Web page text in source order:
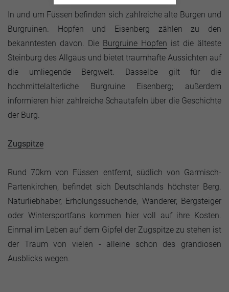
In und um Füssen befinden sich zahlreiche alte Burgen und
Burgruinen. Hopfen und Eisenberg zählen zu den
bekanntesten davon. Die Burgruine Hopfen ist die älteste
Steinburg des Allgäus und bietet traumhafte Aussichten auf
die umliegende Bergwelt. Dasselbe gilt für die
hochmittelalterliche Burgruine Eisenberg; außerdem
informieren hier zahlreiche Schautafeln über die Geschichte
der Burg.
Zugspitze
Rund 70km von Füssen entfernt, südlich von Garmisch-
Partenkirchen, befindet sich Deutschlands höchster Berg.
Naturliebhaber, Erholungssuchende, Wanderer, Bergsteiger
oder Wintersportfans kommen hier voll auf ihre Kosten.
Einmal im Leben auf dem Gipfel der Zugspitze zu stehen ist
der Traum von vielen - alleine schon des grandiosen
Ausblicks wegen.